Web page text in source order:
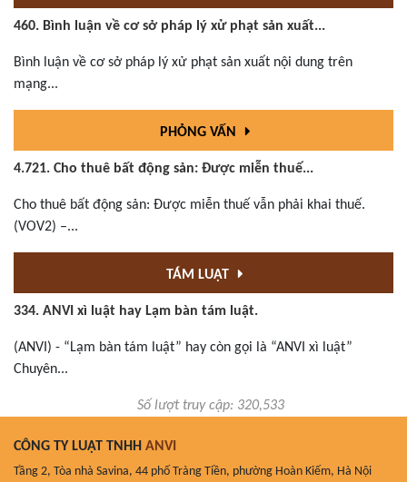
460. Bình luận về cơ sở pháp lý xử phạt sản xuất...
Bình luận về cơ sở pháp lý xử phạt sản xuất nội dung trên
mạng...
PHỎNG VẤN
4.721. Cho thuê bất động sản: Được miễn thuế...
Cho thuê bất động sản: Được miễn thuế vẫn phải khai thuế.
(VOV2) –...
TÁM LUẬT
334. ANVI xì luật hay Lạm bàn tám luật.
(ANVI) - “Lạm bàn tám luật” hay còn gọi là “ANVI xì luật”
Chuyên...
Số lượt truy cập: 320,533
CÔNG TY LUẬT TNHH ANVI
Tầng 2, Tòa nhà Savina, 44 phố Tràng Tiền, phường Hoàn Kiếm, Hà Nội